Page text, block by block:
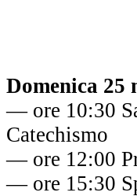
Domenica 25
— ore 10:30
Catechismo
— ore 12:00
— ore 15:30